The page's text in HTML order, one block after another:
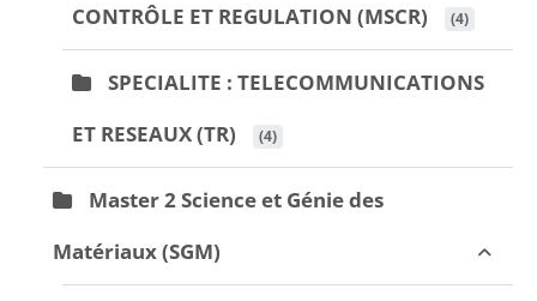
CONTRÔLE ET REGULATION (MSCR)
(4)
SPECIALITE : TELECOMMUNICATIONS
ET RESEAUX (TR)
(4)
Master 2 Science et Génie des
Matériaux (SGM)